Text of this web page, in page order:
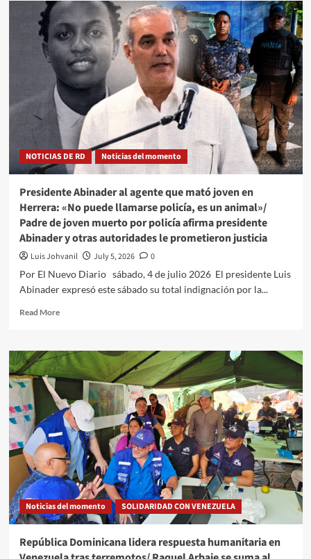
NOTICIAS DE RD Noticias del momento
Presidente Abinader al agente que mató joven en
Herrera: «No puede llamarse policía, es un animal»/
Padre de joven muerto por policía afirma presidente
Abinader y otras autoridades le prometieron justicia
Luis Johvanil July 5, 2026
0
Por El Nuevo Diario sábado, 4 de julio 2026 El presidente Luis
Abinader expresó este sábado su total indignación por la...
Read More
Noticias del momento SOLIDARIDAD CON VENEZUELA
República Dominicana lidera respuesta humanitaria en